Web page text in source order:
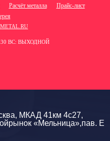
Расчёт металла
Прайс-лист
ВС: ВЫХОДНОЙ
МКАД 41км 4с27,
«Мельница»,пав. Е